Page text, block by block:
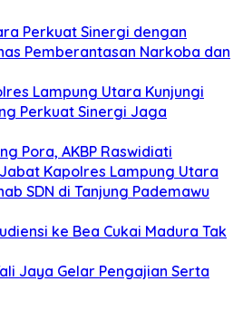
Perkuat Sinergi dengan
Pemberantasan Narkoba dan
Lampung Utara Kunjungi
Perkuat Sinergi Jaga
Pora, AKBP Raswidiati
Kapolres Lampung Utara
SDN di Tanjung Pademawu
ke Bea Cukai Madura Tak
Jaya Gelar Pengajian Serta